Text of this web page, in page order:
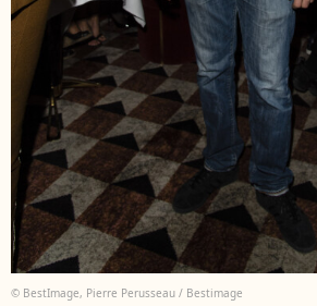
© BestImage, Pierre Perusseau / Bestimage